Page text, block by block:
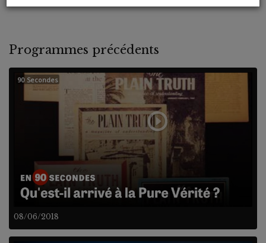
Programmes précédents
08/06/2018
90 Secondes